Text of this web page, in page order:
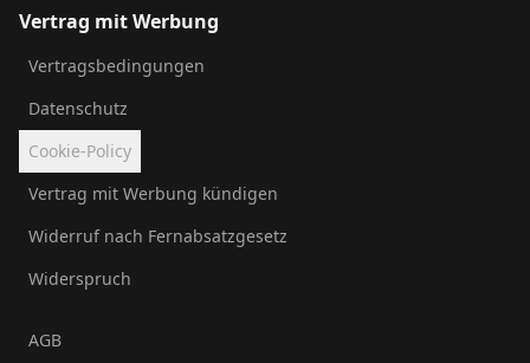
Vertrag mit Werbung
Vertragsbedingungen
Datenschutz
Cookie-Policy
Vertrag mit Werbung kündigen
Widerruf nach Fernabsatzgesetz
Widerspruch
AGB